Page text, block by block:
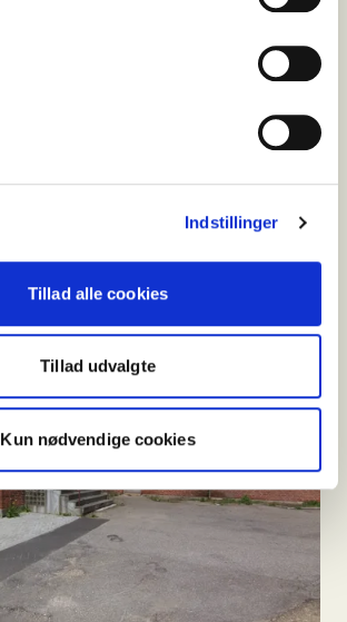
Indstillinger
Tillad alle cookies
Tillad udvalgte
Kun nødvendige cookies